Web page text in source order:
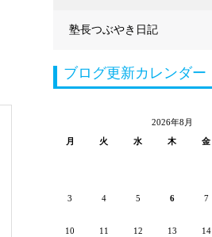
塾長つぶやき日記
ブログ更新カレンダー
2026年8月
月
火 水 木 金
3 4 5 6 7
10 11 12 13 14